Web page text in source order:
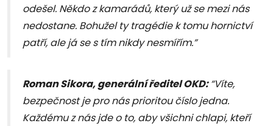
odešel. Někdo z kamarádů, který už se mezi nás
nedostane. Bohužel ty tragédie k tomu hornictví
patří, ale já se s tím nikdy nesmířím.”
Roman Sikora, generální ředitel OKD:“Víte,
bezpečnost je pro nás prioritou číslo jedna.
Každému z nás jde o to, aby všichni chlapi, kteří